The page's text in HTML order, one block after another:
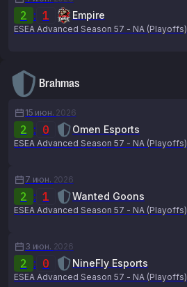
2 : 1 Empire
ESEA Advanced Season 57 - NA (Playoffs)
Brahmas
15 июн. 2026
2 : 0 Omen Esports
ESEA Advanced Season 57 - NA (Playoffs)
7 июн. 2026
2 : 1 Wanted Goons
ESEA Advanced Season 57 - NA (Playoffs)
3 июн. 2026
2 : 0 NineFly Esports
ESEA Advanced Season 57 - NA (Playoffs)